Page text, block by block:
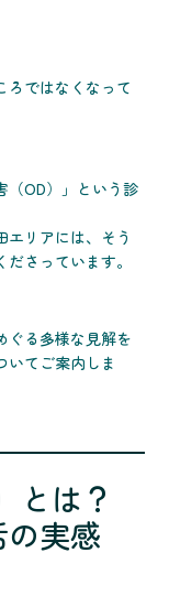
ろではなくなって
（OD）」という診
リアには、そう
さっています。
ぐる多様な見解を
いてご案内しま
とは？
実感